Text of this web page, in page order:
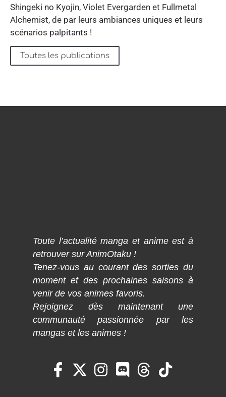
Shingeki no Kyojin, Violet Evergarden et Fullmetal
Alchemist, de par leurs ambiances uniques et leurs
scénarios palpitants !
Toutes les publications
Toute l’actualité manga et anime est à
retrouver sur AnimOtaku !
Tenez-vous au courant des sorties du
moment et des prochaines saisons à
venir de vos animes favoris.
Rejoignez dès maintenant une
communauté passionnée par les
mangas et les animes !